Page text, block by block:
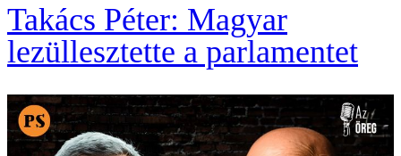
Takács Péter: Magyar
lezüllesztette a parlamentet